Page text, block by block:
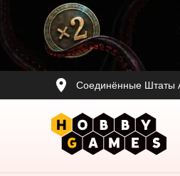
Соединённые Штаты